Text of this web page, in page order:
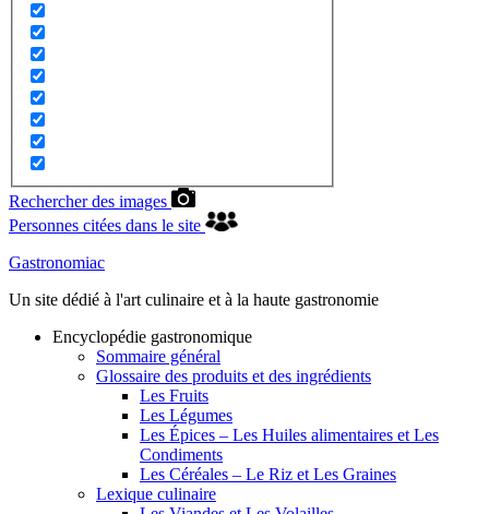
Rechercher des images
Personnes citées dans le site
Gastronomiac
Un site dédié à l'art culinaire et à la haute gastronomie
Encyclopédie gastronomique
Sommaire général
Glossaire des produits et des ingrédients
Les Fruits
Les Légumes
Les Épices – Les Huiles alimentaires et Les
Condiments
Les Céréales – Le Riz et Les Graines
Lexique culinaire